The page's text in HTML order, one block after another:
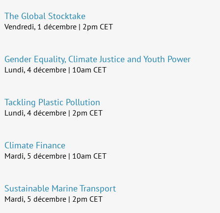
The Global Stocktake
Vendredi, 1 décembre | 2pm CET
Gender Equality, Climate Justice and Youth Power
Lundi, 4 décembre | 10am CET
Tackling Plastic Pollution
Lundi, 4 décembre | 2pm CET
Climate Finance
Mardi, 5 décembre | 10am CET
Sustainable Marine Transport
Mardi, 5 décembre | 2pm CET